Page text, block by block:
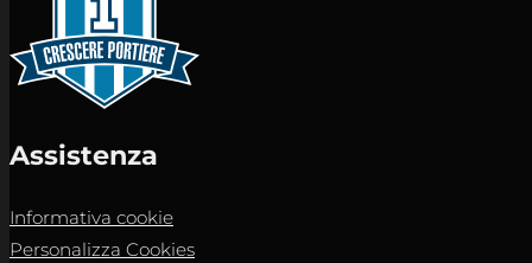
Assistenza
Informativa cookie
Personalizza Cookies